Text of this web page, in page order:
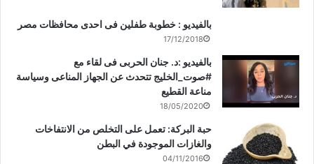
بالفيديو : خطوبة طفلين فى احدى محافظات مصر
17/12/2018
بالفيديو :د. جنان الحربى فى لقاء مع
#صوت_الخليج تتحدث عن الجهاز المناعى وسياسة
مناعة القطيع
18/05/2020
حبة البركة: تعمل على التخلص من الانتفاخات
والغازات الموجودة في البطن
04/11/2016